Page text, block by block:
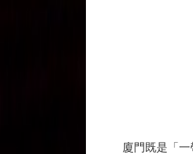
廈門既是「一帶